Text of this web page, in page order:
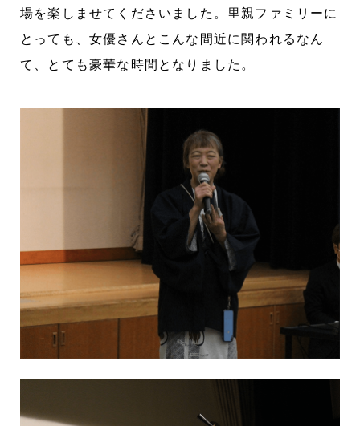
場を楽しませてくださいました。里親ファミリーに
とっても、女優さんとこんな間近に関われるなん
て、とても豪華な時間となりました。